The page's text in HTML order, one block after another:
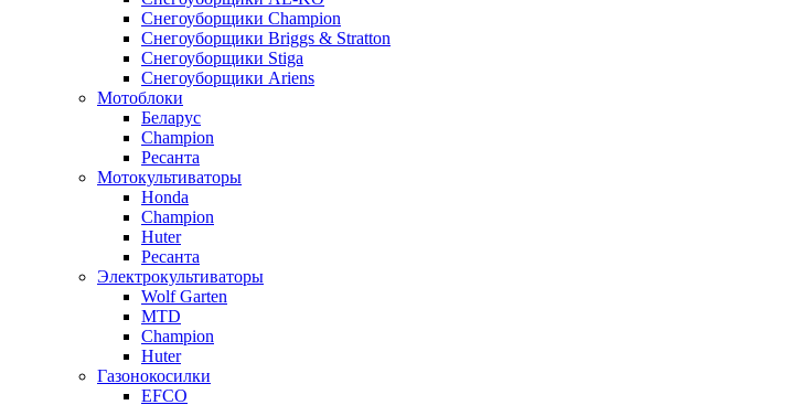
Снегоуборщики Champion
Снегоуборщики Briggs & Stratton
Снегоуборщики Stiga
Снегоуборщики Ariens
Мотоблоки
Беларус
Champion
Ресанта
Мотокультиваторы
Honda
Champion
Huter
Ресанта
Электрокультиваторы
Wolf Garten
MTD
Champion
Huter
Газонокосилки
EFCO